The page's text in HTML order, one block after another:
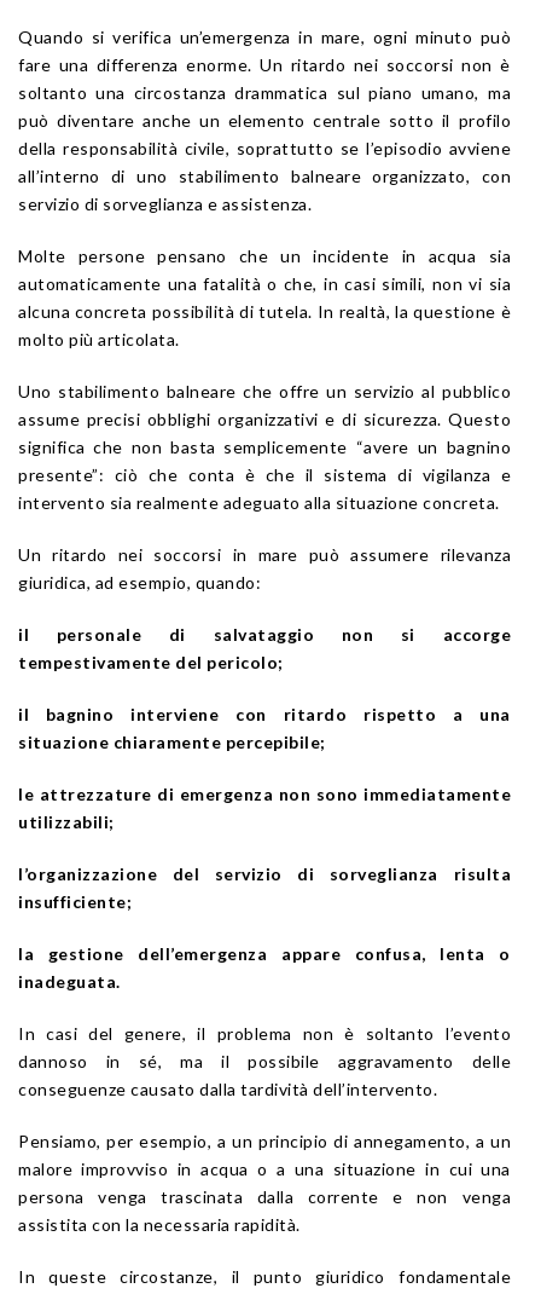
Quando si verifica un’emergenza in mare, ogni minuto può
fare una differenza enorme. Un ritardo nei soccorsi non è
soltanto una circostanza drammatica sul piano umano, ma
può diventare anche un elemento centrale sotto il profilo
della responsabilità civile, soprattutto se l’episodio avviene
all’interno di uno stabilimento balneare organizzato, con
servizio di sorveglianza e assistenza.
Molte persone pensano che un incidente in acqua sia
automaticamente una fatalità o che, in casi simili, non vi sia
alcuna concreta possibilità di tutela. In realtà, la questione è
molto più articolata.
Uno stabilimento balneare che offre un servizio al pubblico
assume precisi obblighi organizzativi e di sicurezza. Questo
significa che non basta semplicemente “avere un bagnino
presente”: ciò che conta è che il sistema di vigilanza e
intervento sia realmente adeguato alla situazione concreta.
Un ritardo nei soccorsi in mare può assumere rilevanza
giuridica, ad esempio, quando:
il personale di salvataggio non si accorge
tempestivamente del pericolo;
il bagnino interviene con ritardo rispetto a una
situazione chiaramente percepibile;
le attrezzature di emergenza non sono immediatamente
utilizzabili;
l’organizzazione del servizio di sorveglianza risulta
insufficiente;
la gestione dell’emergenza appare confusa, lenta o
inadeguata.
In casi del genere, il problema non è soltanto l’evento
dannoso in sé, ma il possibile aggravamento delle
conseguenze causato dalla tardività dell’intervento.
Pensiamo, per esempio, a un principio di annegamento, a un
malore improvviso in acqua o a una situazione in cui una
persona venga trascinata dalla corrente e non venga
assistita con la necessaria rapidità.
In queste circostanze, il punto giuridico fondamentale